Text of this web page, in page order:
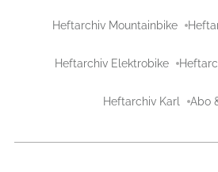
Heftarchiv Mountainbike
Heftarchiv Elektrobike
Heftarchiv Karl Abo